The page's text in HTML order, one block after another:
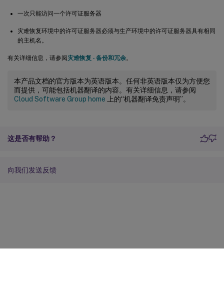
一次只能访问一个许可证服务器
灾难恢复环境中的许可证服务器必须与生产环境中的许可证服务器具有相同
的主机名。
有关详细信息，请参阅灾难恢复 - 备份和冗余。
本产品文档的官方版本为英语版本。任何非英语版本仅为方便您
而提供，可能包括机器翻译的内容。有关详细信息，请参阅
Cloud Software Group home 上的“机器翻译免责声明”。
这是否有帮助？
向我们发送反馈